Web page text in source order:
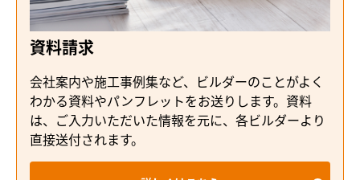
資料請求
会社案内や施工事例集など、ビルダーのことがよく
わかる資料やパンフレットをお送りします。資料
は、ご入力いただいた情報を元に、各ビルダーより
直接送付されます。